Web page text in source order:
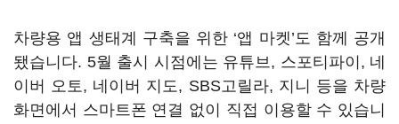
차량용 앱 생태계 구축을 위한 ‘앱 마켓’도 함께 공개
됐습니다. 5월 출시 시점에는 유튜브, 스포티파이, 네
이버 오토, 네이버 지도, SBS고릴라, 지니 등을 차량
화면에서 스마트폰 연결 없이 직접 이용할 수 있습니